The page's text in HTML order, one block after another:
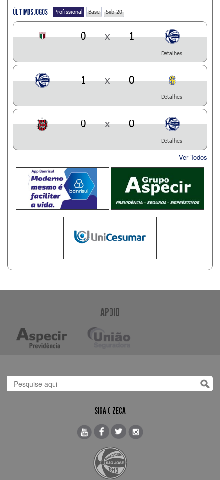
ÚLTIMOS JOGOS Profissional Base Sub-20
0 x 1
Detalhes
1 x 0
Detalhes
0 x 0
Detalhes
Ver Todos
APOIO
SIGA O ZECA